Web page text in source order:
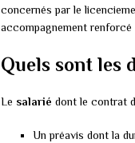
concernés par le
accompagnement renforcé
Quels sont les
Le salarié dont le contrat
Un préavis dont la